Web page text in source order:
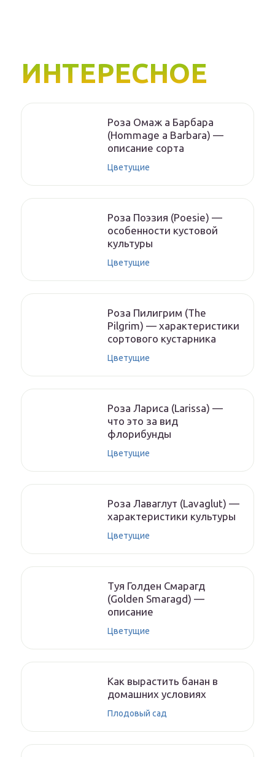
ИНТЕРЕСНОЕ
Роза Омаж а Барбара
(Hommage a Barbara) —
описание сорта
Цветущие
Роза Поэзия (Poesie) —
особенности кустовой
культуры
Цветущие
Роза Пилигрим (The
Pilgrim) — характеристики
сортового кустарника
Цветущие
Роза Лариса (Larissa) —
что это за вид
флорибунды
Цветущие
Роза Лаваглут (Lavaglut) —
характеристики культуры
Цветущие
Туя Голден Смарагд
(Golden Smaragd) —
описание
Цветущие
Как вырастить банан в
домашних условиях
Плодовый сад